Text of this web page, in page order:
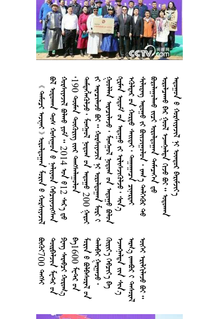
                 2014  12  190          200                                                    





7
0
0







































1
6
0
0









































































































 